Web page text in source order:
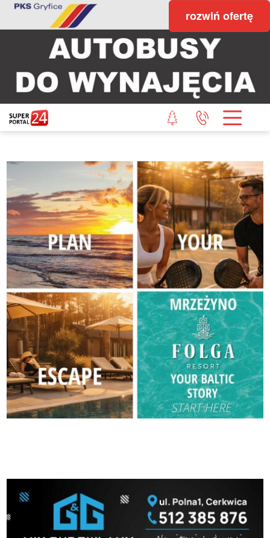
rozwiń ofertę
STRONA GŁÓWNA
POWIAT GRYFICKI
WIADOMOŚCI Z LASU
STUDIO SUPERPORTALU
KONTAKT
REDAKCJA
REGULAMIN